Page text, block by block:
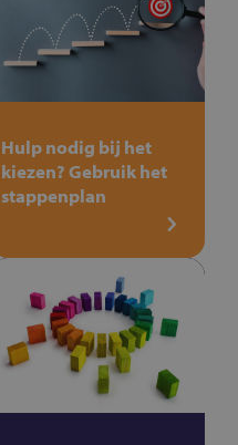
Hulp nodig bij het
kiezen? Gebruik het
stappenplan